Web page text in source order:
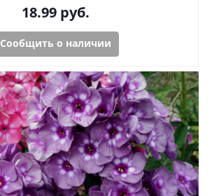
18.99руб.
Сообщить о наличии